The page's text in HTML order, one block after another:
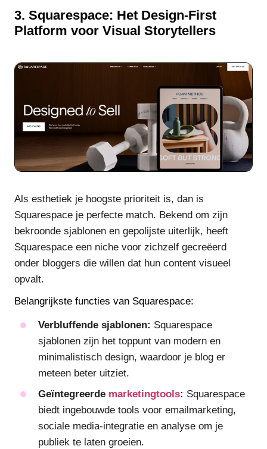
3. Squarespace: Het Design-First
Platform voor Visual Storytellers
Als esthetiek je hoogste prioriteit is, dan is
Squarespace je perfecte match. Bekend om zijn
bekroonde sjablonen en gepolijste uiterlijk, heeft
Squarespace een niche voor zichzelf gecreëerd
onder bloggers die willen dat hun content visueel
opvalt.
Belangrijkste functies van Squarespace:
Verbluffende sjablonen: Squarespace
sjablonen zijn het toppunt van modern en
minimalistisch design, waardoor je blog er
meteen beter uitziet.
Geïntegreerde marketingtools: Squarespace
biedt ingebouwde tools voor emailmarketing,
sociale media-integratie en analyse om je
publiek te laten groeien.